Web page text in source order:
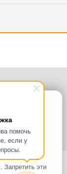
помочь
если у
и не является
статьи 437
с
для
и сервиса
Политики в
. Запретить эти